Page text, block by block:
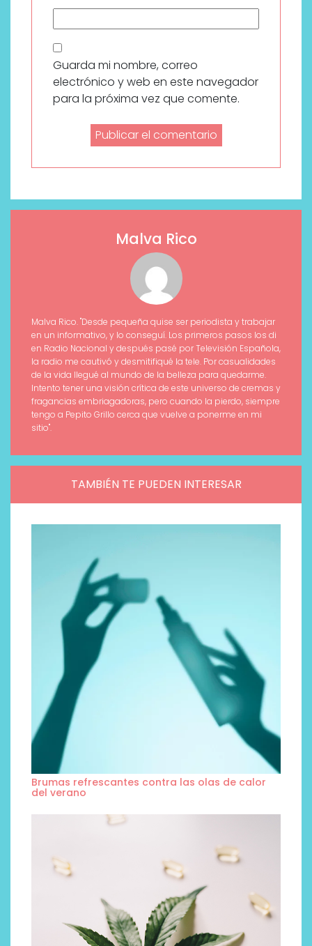
Guarda mi nombre, correo
electrónico y web en este navegador
para la próxima vez que comente.
Malva Rico
Malva Rico. "Desde pequeña quise ser periodista y trabajar
en un informativo, y lo conseguí. Los primeros pasos los di
en Radio Nacional y después pasé por Televisión Española,
la radio me cautivó y desmitifiqué la tele. Por casualidades
de la vida llegué al mundo de la belleza para quedarme.
Intento tener una visión crítica de este universo de cremas y
fragancias embriagadoras, pero cuando la pierdo, siempre
tengo a Pepito Grillo cerca que vuelve a ponerme en mi
sitio".
TAMBIÉN TE PUEDEN INTERESAR
Brumas refrescantes contra las olas de calor
del verano